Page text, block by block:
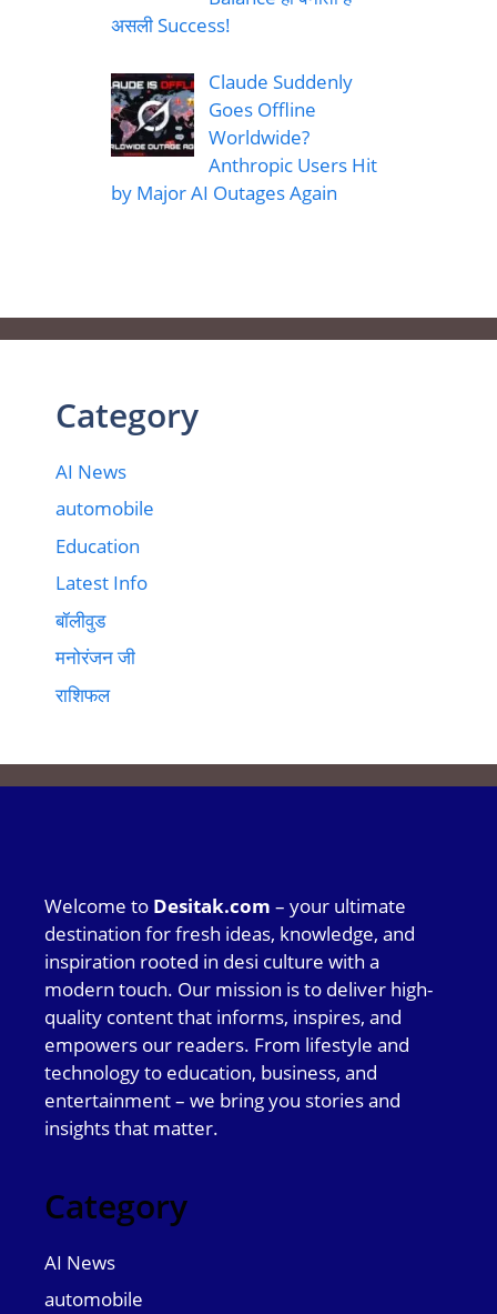
असली Success!
Claude Suddenly
Goes Offline
Worldwide?
Anthropic Users Hit
by Major AI Outages Again
Category
AI News
automobile
Education
Latest Info
बॉलीवुड
मनोरंजन जी
राशिफल
Welcome to Desitak.com – your ultimate
destination for fresh ideas, knowledge, and
inspiration rooted in desi culture with a
modern touch. Our mission is to deliver high-
quality content that informs, inspires, and
empowers our readers. From lifestyle and
technology to education, business, and
entertainment – we bring you stories and
insights that matter.
Category
AI News
automobile